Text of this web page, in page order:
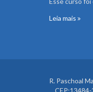
Leia mais
R. Paschoal
CEP:13484-